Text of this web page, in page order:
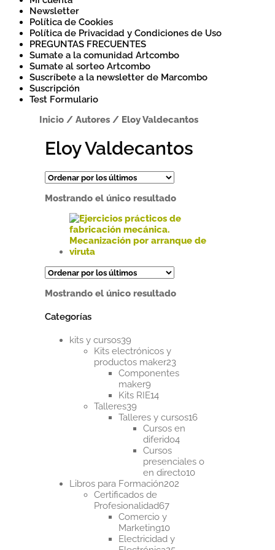
Newsletter
Política de Cookies
Política de Privacidad y Condiciones de Uso
PREGUNTAS FRECUENTES
Sumate a la comunidad Artcombo
Sumate al sorteo Artcombo
Suscríbete a la newsletter de Marcombo
Suscripción
Test Formulario
Inicio /Autores / Eloy Valdecantos
Eloy Valdecantos
Mostrando el único resultado
producto
múltiples
Las
se
pueden
elegir
producto
Mostrando el único resultado
Categorías
kits y cursos3939
productos
Kits electrónicos y
productos maker2323
productos
Componentes
maker99
productos
Kits RIE1414
Talleres3939
productos
Talleres y cursos1616
Cursos en
diferido44
Cursos
presenciales o
en directo1010
Libros para Formación202202
Certificados de
Profesionalidad6767
Comercio y
Marketing1010
productos
Electricidad y